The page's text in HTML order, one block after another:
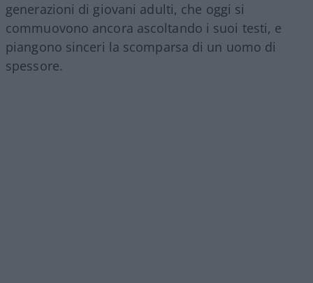
generazioni di giovani adulti, che oggi si
commuovono ancora ascoltando i suoi testi, e
piangono sinceri la scomparsa di un uomo di
spessore.